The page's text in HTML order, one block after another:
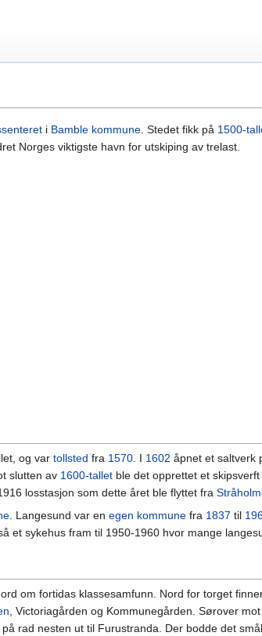
i Bamble kommune. Stedet fikk på 1500-
Norges viktigste havn for utskiping av trelast.
og var tollsted fra 1570. I 1602 åpnet et saltverk
slutten av 1600-tallet ble det opprettet et
losstasjon som dette året ble flyttet fra
. Langesund var en egen kommune fra 1837 til
et sykehus fram til 1950-1960 hvor mange
om fortidas klassesamfunn. Nord for torget
, Victoriagården og Kommunegården. Sørover
rad nesten ut til Furustranda. Der bodde det